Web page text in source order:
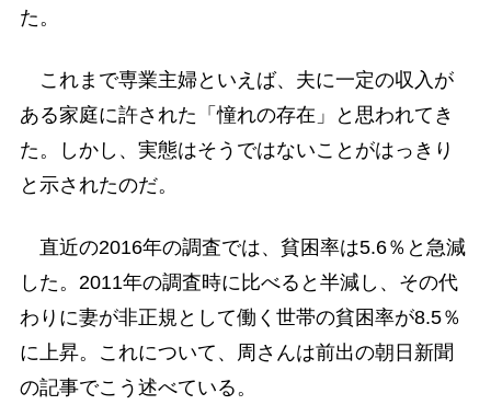
た。
これまで専業主婦といえば、夫に一定の収入が
ある家庭に許された「憧れの存在」と思われてき
た。しかし、実態はそうではないことがはっきり
と示されたのだ。
直近の2016年の調査では、貧困率は5.6％と急減
した。2011年の調査時に比べると半減し、その代
わりに妻が非正規として働く世帯の貧困率が8.5％
に上昇。これについて、周さんは前出の朝日新聞
の記事でこう述べている。